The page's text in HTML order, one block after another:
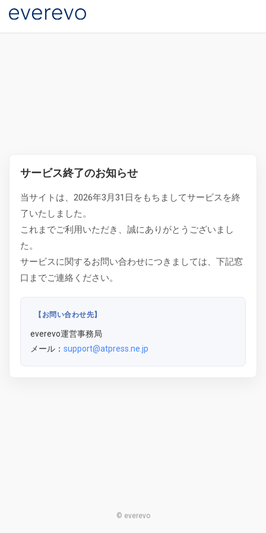
サービス終了のお知らせ
当サイトは、2026年3月31日をもちましてサービスを終
了いたしました。
これまでご利用いただき、誠にありがとうございまし
た。
サービスに関するお問い合わせにつきましては、下記窓
口までご連絡ください。
【お問い合わせ先】
everevo運営事務局
メール： support@atpress.ne.jp
© everevo